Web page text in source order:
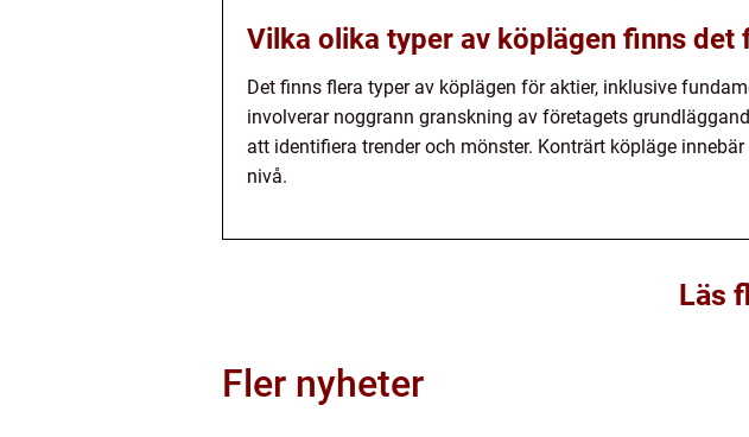
Vilka olika typer av köplägen finns det
Det finns flera typer av köplägen för aktier, inklusive
involverar noggrann granskning av företagets
att identifiera trender och mönster. Konträrt köpläge
nivå.
Läs
Fler nyheter